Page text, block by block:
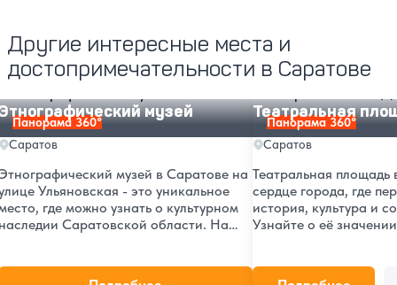
Другие интересные места и
достопримечательности в Саратове
Панорама 360°
музей
Саратов
музей в Саратове на
Ульяновская - это уникальное
где можно узнать о культурном
Саратовской области. На
которые привлекают
Панорама 360°
Театральная
Саратов
Театральная площадь
сердце города, где
история, культура и
Узнайте о её
жителей, так и